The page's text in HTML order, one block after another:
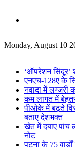
for
Monday, August 10
‘ऑपरेशन सिंदूर’
एनएच-128ए के
नवादा में लग्जरी
कम लागत में
पीओके में बढ़ते
बताए देशभक्त
खेत में दबाए पांच
नोट
पटना के 75